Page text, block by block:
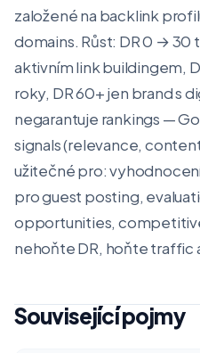
založené na backlink
domains. Růst: DR 0 → 30
aktivním link buildingem,
roky, DR 60+ jen brand s
negarantuje rankings —
signals (relevance,
užitečné pro:
pro guest posting,
opportunities,
nehoňte DR, hoňte traffic
Související pojmy